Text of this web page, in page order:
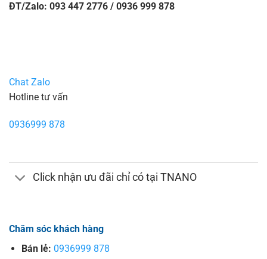
ĐT/Zalo: 093 447 2776 / 0936 999 878
Chat Zalo
Hotline tư vấn
0936999 878
Click nhận ưu đãi chỉ có tại TNANO
Chăm sóc khách hàng
Bán lẻ: 0936999 878